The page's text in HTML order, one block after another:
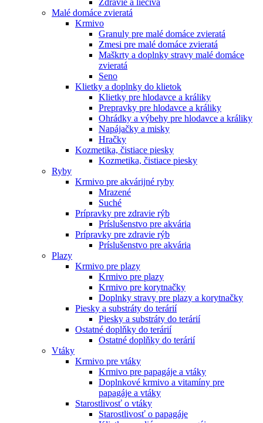
Malé domáce zvieratá
Krmivo
Granuly pre malé domáce zvieratá
Zmesi pre malé domáce zvieratá
Maškrty a doplnky stravy malé domáce
zvieratá
Seno
Klietky a doplnky do klietok
Klietky pre hlodavce a králiky
Prepravky pre hlodavce a králiky
Ohrádky a výbehy pre hlodavce a králiky
Napájačky a misky
Hračky
Kozmetika, čistiace piesky
Kozmetika, čistiace piesky
Ryby
Krmivo pre akvárijné ryby
Mrazené
Suché
Prípravky pre zdravie rýb
Príslušenstvo pre akvária
Prípravky pre zdravie rýb
Príslušenstvo pre akvária
Plazy
Krmivo pre plazy
Krmivo pre plazy
Krmivo pre korytnačky
Doplnky stravy pre plazy a korytnačky
Piesky a substráty do terárií
Piesky a substráty do terárií
Ostatné doplňky do terárií
Ostatné doplňky do terárií
Vtáky
Krmivo pre vtáky
Krmivo pre papagáje a vtáky
Doplnkové krmivo a vitamíny pre
papagáje a vtáky
Starostlivosť o vtáky
Starostlivosť o papagáje